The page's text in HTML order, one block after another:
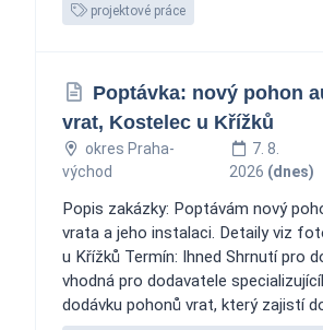
projektové práce
Poptávka: nový pohon
vrat, Kostelec u Křížků
okres Praha-
východ
7. 8.
2026 (dnes)
Popis zakázky: Poptávám nový
vrata a jeho instalaci. Detaily viz
u Křížků Termín: Ihned Shrnutí pro
vhodná pro dodavatele
dodávku pohonů vrat, který zajistí